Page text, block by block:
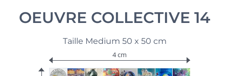
OEUVRE COLLECTIVE 14
Taille Medium 50 x 50 cm
4 cm